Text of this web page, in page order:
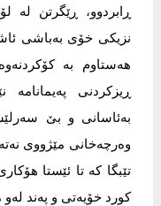
ڕابردوو، ڕێگرتن لە
نزیکی خۆی بەباشی
هەستاوم بە
ڕیزکردنی پەیمانامە
بەئاسانی و بێ
وەرچەخانی مێژووی
تێبگا کە تا ئێستا
کورد خۆیەتی و پەند